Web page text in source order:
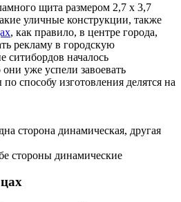
щита размером 2,7 х 3,7
уличные конструкции, также
, как правило, в центре города,
рекламу в городскую
ситибордов началось
уже успели завоевать
способу изготовления делятся на
сторона динамическая, другая
стороны динамические